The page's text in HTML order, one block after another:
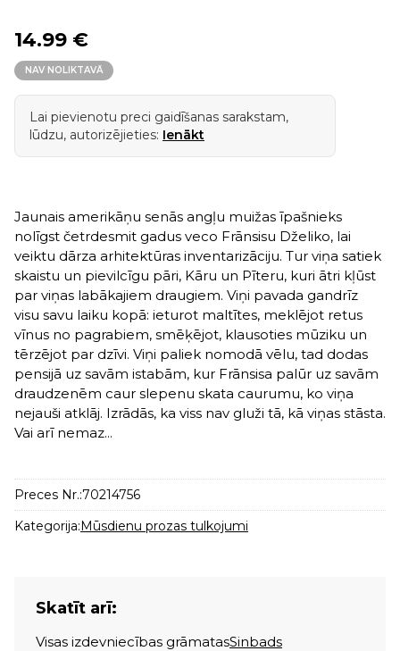
14.99 €
NAV NOLIKTAVĀ
Lai pievienotu preci gaidīšanas sarakstam,
lūdzu, autorizējieties: Ienākt
Jaunais amerikāņu senās angļu muižas īpašnieks
nolīgst četrdesmit gadus veco Frānsisu Dželiko, lai
veiktu dārza arhitektūras inventarizāciju. Tur viņa satiek
skaistu un pievilcīgu pāri, Kāru un Pīteru, kuri ātri kļūst
par viņas labākajiem draugiem. Viņi pavada gandrīz
visu savu laiku kopā: ieturot maltītes, meklējot retus
vīnus no pagrabiem, smēķējot, klausoties mūziku un
tērzējot par dzīvi. Viņi paliek nomodā vēlu, tad dodas
pensijā uz savām istabām, kur Frānsisa palūr uz savām
draudzenēm caur slepenu skata caurumu, ko viņa
nejauši atklāj. Izrādās, ka viss nav gluži tā, kā viņas stāsta.
Vai arī nemaz...
Preces Nr.:70214756
Kategorija:Mūsdienu prozas tulkojumi
Skatīt arī:
Visas izdevniecības grāmatasSinbads